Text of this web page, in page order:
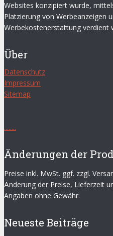
Websites konzipiert wurde,
Platzierung von Werbeanzeigen
Werbekostenerstattung verdient
Über
Datenschutz
Impressum
Sitemap
........
Änderungen der
Preise inkl. MwSt. ggf. zzgl.
Änderung der Preise, Lieferzeit
Angaben ohne Gewähr.
Neueste Beiträge